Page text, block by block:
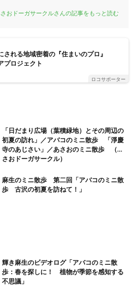
おドーガサークルさんの記事をもっと読む
される地域密着の『住まいのプロ』
プロジェクト
ロコサポーター
「日だまり広場（葉積緑地）とその周辺の
初夏の訪れ」／アバコのミニ散歩 「淨慶
寺のあじさい」／あさおのミニ散歩 （あ
さおドーガサークル）
麻生のミニ散歩 第二回「アバコのミニ散
歩 古沢の初夏を訪ねて！」
輝き麻生のビデオログ「アバコのミニ散
歩：春を探しに！ 植物が季節を感知する
不思議」